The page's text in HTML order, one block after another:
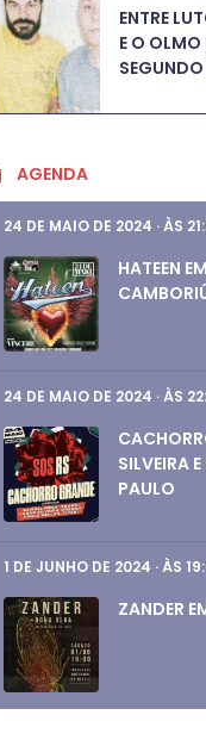
ENTRE
E O
AGENDA
24 DE MAIO DE 2024 ·ÀS
HATEEN
24 DE MAIO DE 2024 ·ÀS
SILVEIRA
PAULO
1 DE JUNHO DE 2024 ·ÀS
ZANDER